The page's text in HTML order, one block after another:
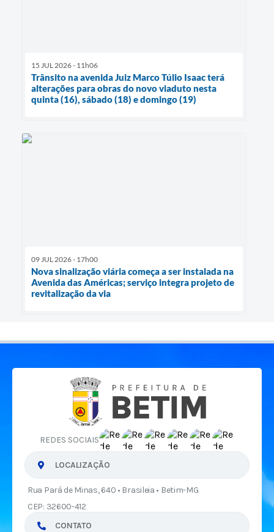
15 JUL 2026 - 11h06
Trânsito na avenida Juiz Marco Túlio Isaac terá
alterações para obras do novo viaduto nesta
quinta (16), sábado (18) e domingo (19)
09 JUL 2026 - 17h00
Nova sinalização viária começa a ser instalada na
Avenida das Américas; serviço integra projeto de
revitalização da via
REDES SOCIAIS
LOCALIZAÇÃO
Rua Pará de Minas, 640 • Brasileia • Betim-MG
CEP: 32600-412
CONTATO